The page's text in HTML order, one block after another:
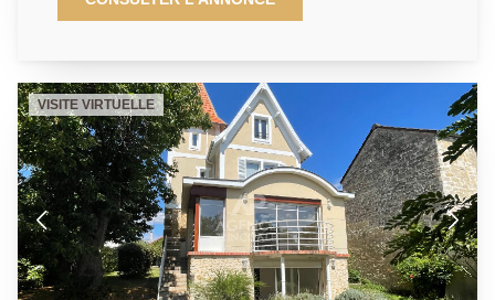
chaussée un séjour lumineux de 35m2 avec accès
WC. Au premier étage vous y trouverez un espace
palier, deux chambres lumineuses ainsi qu'une salle
de douche avec WC. Avec un accès direct à la Seine
cette maison offre un cadre de vie calme et verdoyant
(collaborateur salarié Y.B)
VISITE VIRTUELLE